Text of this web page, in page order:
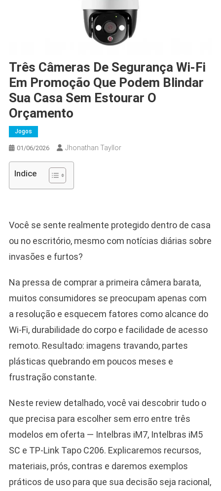
Três Câmeras De Segurança Wi-Fi
Em Promoção Que Podem Blindar
Sua Casa Sem Estourar O
Orçamento
Jogos
01/06/2026 Jhonathan Tayllor
Indice
Você se sente realmente protegido dentro de casa
ou no escritório, mesmo com notícias diárias sobre
invasões e furtos?
Na pressa de comprar a primeira câmera barata,
muitos consumidores se preocupam apenas com
a resolução e esquecem fatores como alcance do
Wi-Fi, durabilidade do corpo e facilidade de acesso
remoto. Resultado: imagens travando, partes
plásticas quebrando em poucos meses e
frustração constante.
Neste review detalhado, você vai descobrir tudo o
que precisa para escolher sem erro entre três
modelos em oferta — Intelbras iM7, Intelbras iM5
SC e TP-Link Tapo C206. Explicaremos recursos,
materiais, prós, contras e daremos exemplos
práticos de uso para que sua decisão seja racional,